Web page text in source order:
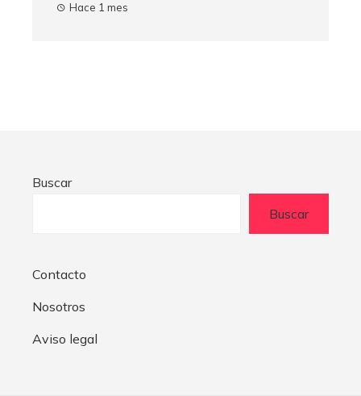
Hace 1 mes
Buscar
Buscar
Contacto
Nosotros
Aviso legal